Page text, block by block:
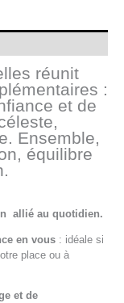
réunit
:
et de
Ensemble,
équilibre
allié au quotidien.
en vous : idéale si
place ou à
et de